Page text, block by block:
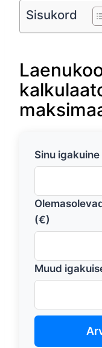
3 - 96 kuud
18
Sisukord
Sinu
(€)
Muud